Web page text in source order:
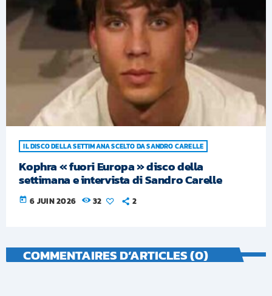
IL DISCO DELLA SETTIMANA SCELTO DA SANDRO CARELLE
Kophra « fuori Europa » disco della
settimana e intervista di Sandro Carelle
today 6 JUIN 2026 32 2
COMMENTAIRES D’ARTICLES (0)